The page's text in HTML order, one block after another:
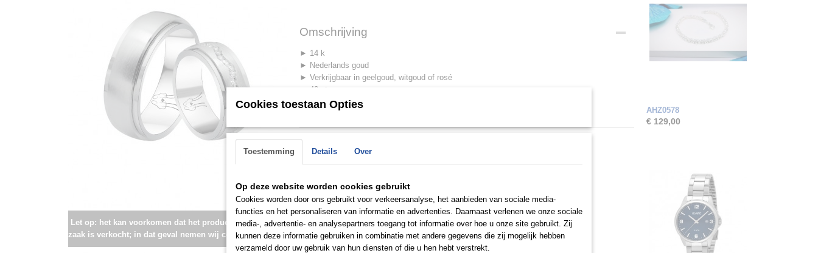
Let op: het kan voorkomen dat het product onlangs in de
zaak is verkocht; in dat geval nemen wij contact met u op.
Omschrijving
► 14 k
► Nederlands goud
► Verkrijgbaar in geelgoud, witgoud of rosé
► 40 stenen
► ↔ damesring 7 mm - herenring 7 mm
AHZ0578
€ 129,00
Cookies toestaan Opties
Toestemming Details Over
Op deze website worden cookies gebruikt
Cookies worden door ons gebruikt voor verkeersanalyse, het aanbieden van sociale media-
functies en het personaliseren van informatie en advertenties. Daarnaast verlenen we onze sociale
media-, advertentie- en analysepartners toegang tot informatie over hoe u onze site gebruikt. Zij
kunnen deze informatie gebruiken in combinatie met andere gegevens die zij mogelijk hebben
verzameld door uw gebruik van hun diensten of die u hen hebt verstrekt.